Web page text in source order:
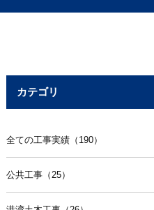
カテゴリ
全ての工事実績（190）
公共工事（25）